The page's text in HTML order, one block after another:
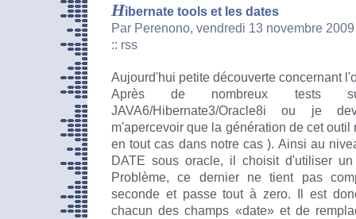
Hibernate tools et les dates
Par Perenono, vendredi 13 novembre
:: rss
Aujourd'hui petite découverte concernant
Après de nombreux tests
JAVA6/Hibernate3/Oracle8i ou je
m'apercevoir que la génération de cet outil
en tout cas dans notre cas ). Ainsi au
DATE sous oracle, il choisit d'utiliser
Problème, ce dernier ne tient pas
seconde et passe tout à zero. Il est
chacun des champs
date et de